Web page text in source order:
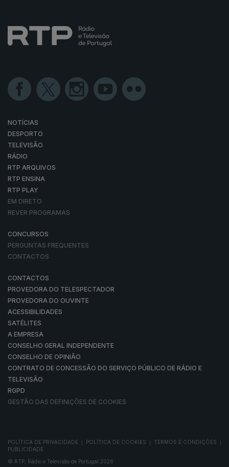
NOTÍCIAS
DESPORTO
TELEVISÃO
RÁDIO
RTP ARQUIVOS
RTP ENSINA
RTP PLAY
EM DIRETO
REVER PROGRAMAS
CONCURSOS
PERGUNTAS FREQUENTES
CONTACTOS
CONTACTOS
PROVEDORA DO TELESPECTADOR
PROVEDORA DO OUVINTE
ACESSIBILIDADES
SATÉLITES
A EMPRESA
CONSELHO GERAL INDEPENDENTE
CONSELHO DE OPINIÃO
CONTRATO DE CONCESSÃO DO SERVIÇO PÚBLICO DE RÁDIO E
TELEVISÃO
RGPD
GESTÃO DAS DEFINIÇÕES DE COOKIES
POLÍTICA DE PRIVACIDADE POLÍTICA DE COOKIES TERMOS E CONDIÇÕES
PUBLICIDADE
© RTP, Rádio e Televisão de Portugal 2026